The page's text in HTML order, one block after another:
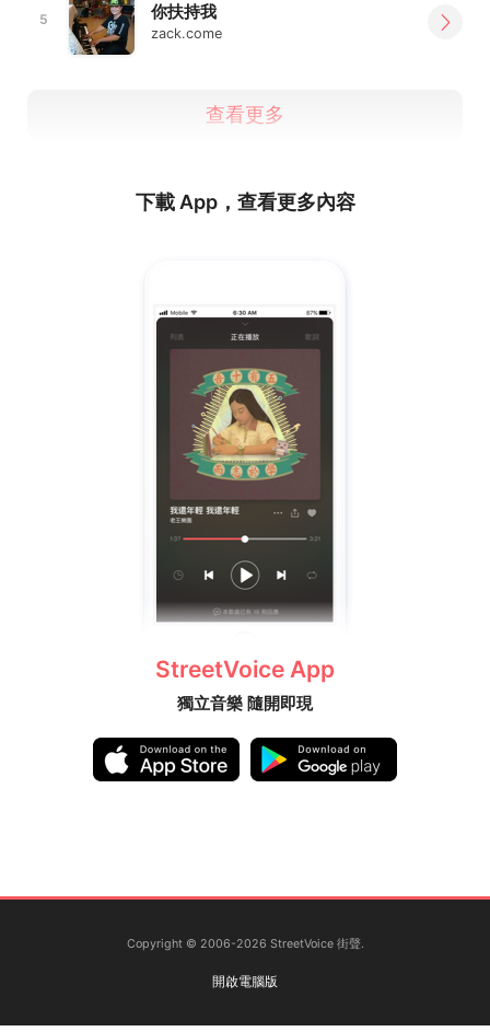
5 你扶持我
zack.come
查看更多
下載 App，查看更多內容
StreetVoice App
獨立音樂 隨開即現
Copyright © 2006-2026 StreetVoice 街聲.
開啟電腦版